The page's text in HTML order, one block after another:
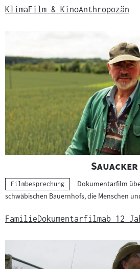
KlimaFilm & KinoAnthropozän
"
Sauacker
Kategorie:
Filmbesprechung
Dokumentarfilm
schwäbischen Bauernhofs, die Menschen
FamilieDokumentarfilmab 12